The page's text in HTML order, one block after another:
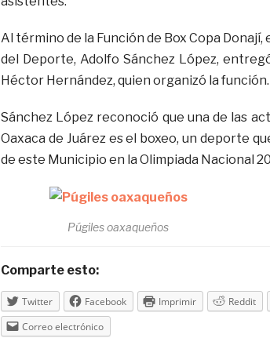
Al término de la Función de Box Copa
del Deporte, Adolfo Sánchez López,
Héctor Hernández, quien organizó la función.
Sánchez López reconoció que una de las
Oaxaca de Juárez es el boxeo, un deporte
de este Municipio en la Olimpiada Nacional
Púgiles oaxaqueños
Comparte esto:
Twitter Facebook Imprimir Reddit
Correo electrónico